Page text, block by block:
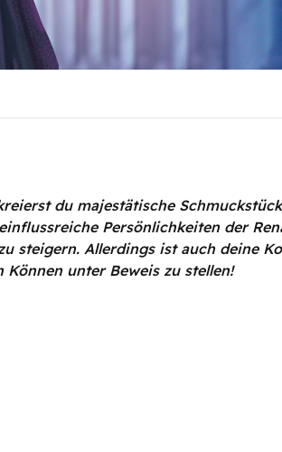
du majestätische
Persönlichkeiten der
steigern. Allerdings ist auch deine
unter Beweis zu stellen!